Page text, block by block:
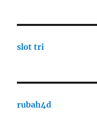
slot tri
rubah4d